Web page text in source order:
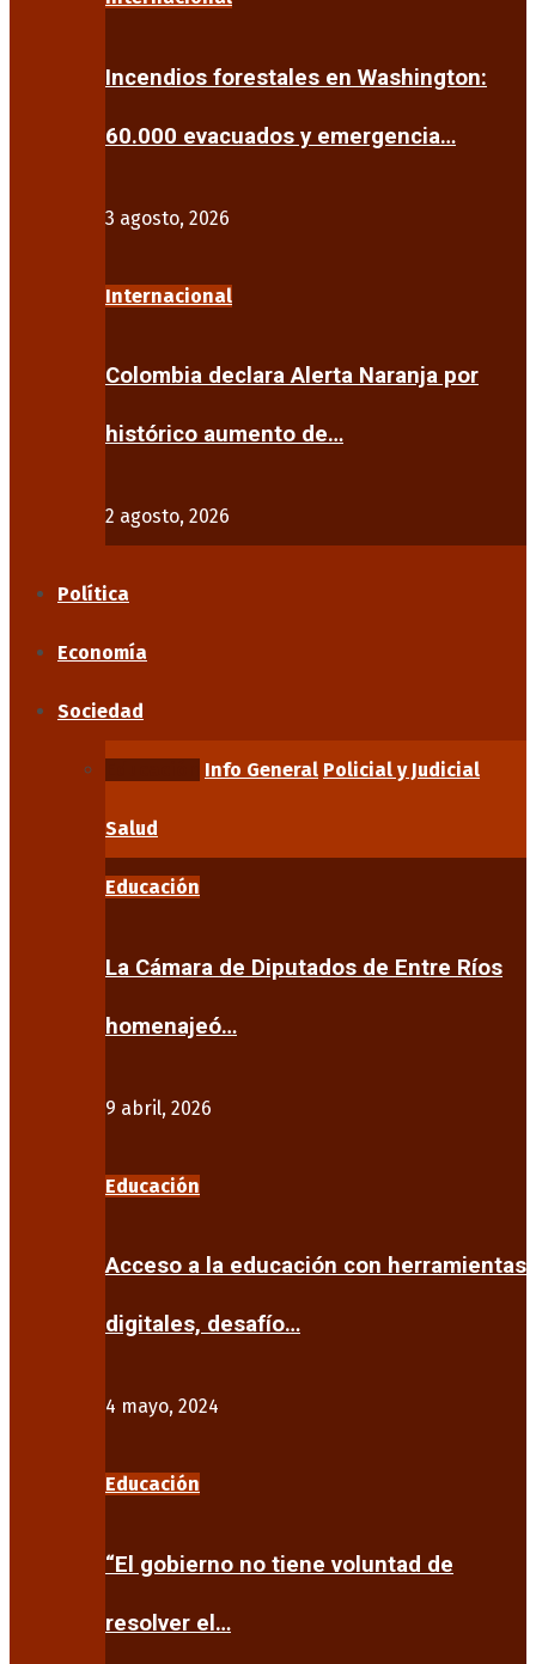
Incendios forestales en Washington:
60.000 evacuados y emergencia…
3 agosto, 2026
Internacional
Colombia declara Alerta Naranja por
histórico aumento de…
2 agosto, 2026
Política
Economía
Sociedad
Info General Policial y Judicial
Salud
Educación
La Cámara de Diputados de Entre Ríos
homenajeó…
9 abril, 2026
Educación
Acceso a la educación con herramientas
digitales, desafío…
4 mayo, 2024
Educación
“El gobierno no tiene voluntad de
resolver el…